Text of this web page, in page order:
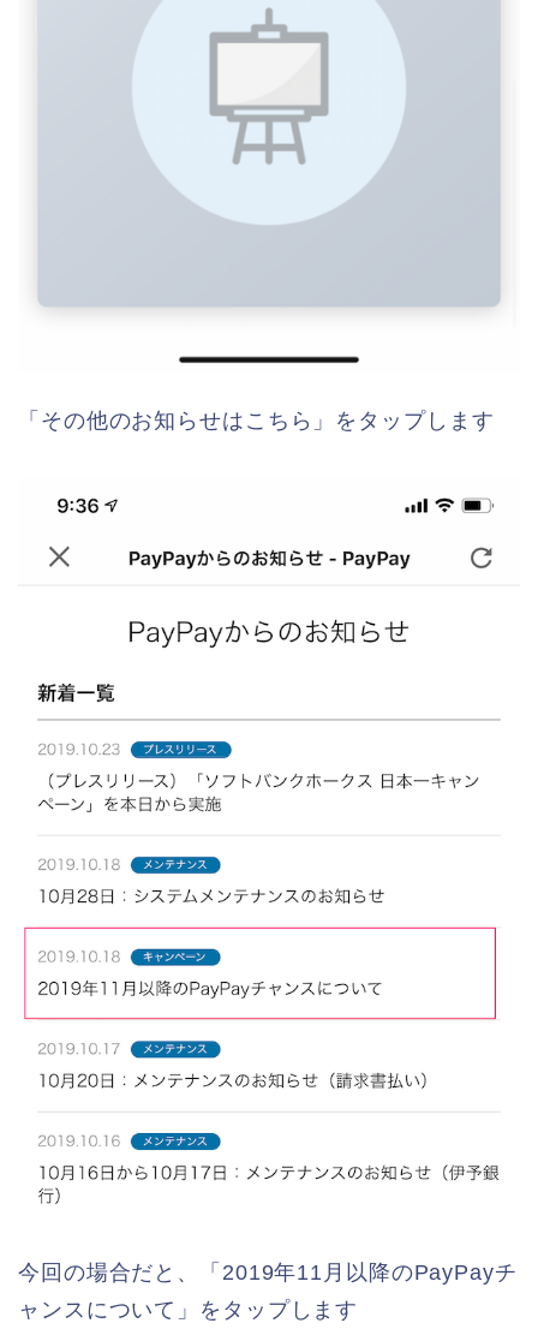
「その他のお知らせはこちら」をタップします
今回の場合だと、「2019年11月以降のPayPayチ
ャンスについて」をタップします